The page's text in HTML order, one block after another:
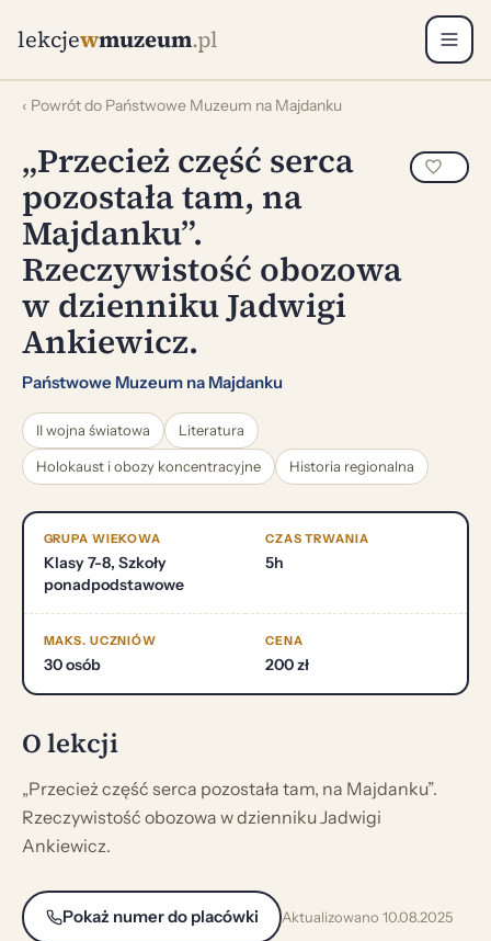
lekcjewmuzeum.pl
‹ Powrót do Państwowe Muzeum na Majdanku
„Przecież część serca
pozostała tam, na
Majdanku”.
Rzeczywistość obozowa
w dzienniku Jadwigi
Ankiewicz.
Państwowe Muzeum na Majdanku
II wojna światowa Literatura
Holokaust i obozy koncentracyjne Historia regionalna
GRUPA WIEKOWA
Klasy 7-8, Szkoły
ponadpodstawowe
CZAS TRWANIA
5h
MAKS. UCZNIÓW
30 osób
CENA
200 zł
O lekcji
„Przecież część serca pozostała tam, na Majdanku”.
Rzeczywistość obozowa w dzienniku Jadwigi
Ankiewicz.
Pokaż numer do placówki Aktualizowano 10.08.2025